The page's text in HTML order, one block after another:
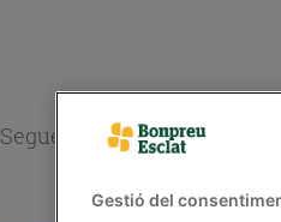
Segueix l'actualitat dels
Gestió del